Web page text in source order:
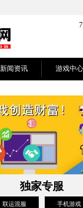
新闻资讯 游戏中心
独家专服
联运混服 手机游戏